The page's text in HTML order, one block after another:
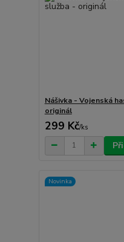
Nášivka - Vojenská
originál
299 Kč/ks
Novinka